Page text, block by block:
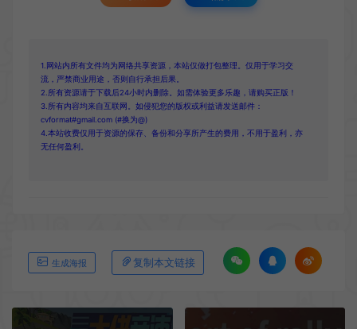
1.网站内所有文件均为网络共享资源，本站仅做打包整理。仅用于学习交
流，严禁商业用途，否则自行承担后果。
2.所有资源请于下载后24小时内删除。如需体验更多乐趣，请购买正版！
3.所有内容均来自互联网。如侵犯您的版权或利益请发送邮件：
cvformat#gmail.com (#换为@)
4.本站收费仅用于资源的保存、备份和分享所产生的费用，不用于盈利，亦
无任何盈利。
生成海报 复制本文链接